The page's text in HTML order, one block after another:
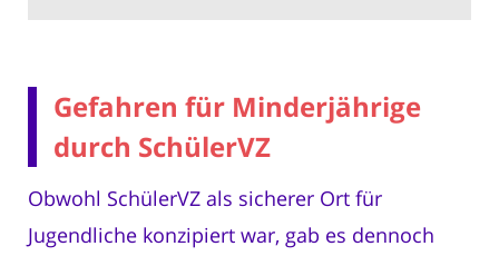
Gefahren für Minderjährige
durch SchülerVZ
Obwohl SchülerVZ als sicherer Ort für
Jugendliche konzipiert war, gab es dennoch